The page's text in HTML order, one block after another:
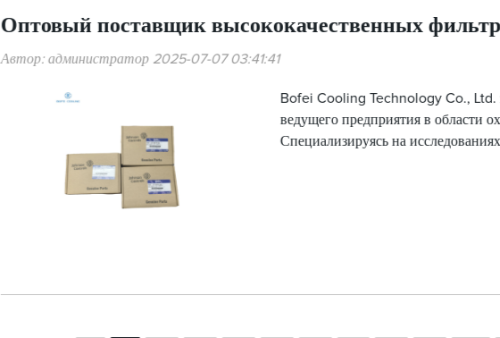
Оптовый поставщик высококачественных
Автор: администратор 2025-07-07 03:41:41
Bofei Cooling Technology Co., Ltd.
ведущего предприятия в области
Специализируясь на